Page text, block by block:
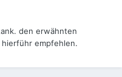
den erwähnten
empfehlen.